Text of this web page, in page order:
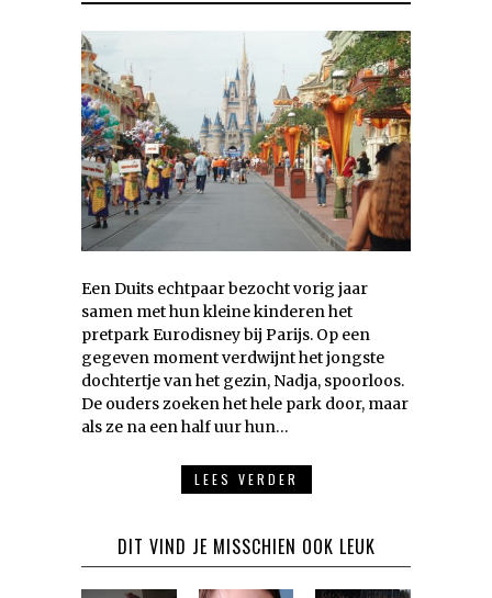
Een Duits echtpaar bezocht vorig jaar
samen met hun kleine kinderen het
pretpark Eurodisney bij Parijs. Op een
gegeven moment verdwijnt het jongste
dochtertje van het gezin, Nadja, spoorloos.
De ouders zoeken het hele park door, maar
als ze na een half uur hun…
LEES VERDER
DIT VIND JE MISSCHIEN OOK LEUK